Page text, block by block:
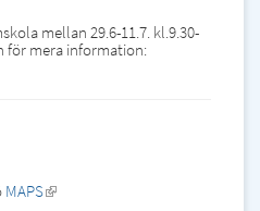
mellan 29.6-11.7. kl.9.30-
för mera information:
MAPS(link